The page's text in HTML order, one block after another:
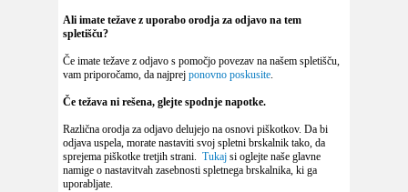
Ali imate težave z uporabo orodja za odjavo na tem
spletišču?
Če imate težave z odjavo s pomočjo povezav na našem spletišču,
vam priporočamo, da najprej ponovno poskusite.
Če težava ni rešena, glejte spodnje napotke.
Različna orodja za odjavo delujejo na osnovi piškotkov. Da bi
odjava uspela, morate nastaviti svoj spletni brskalnik tako, da
sprejema piškotke tretjih strani. Tukaj si oglejte naše glavne
namige o nastavitvah zasebnosti spletnega brskalnika, ki ga
uporabljate.